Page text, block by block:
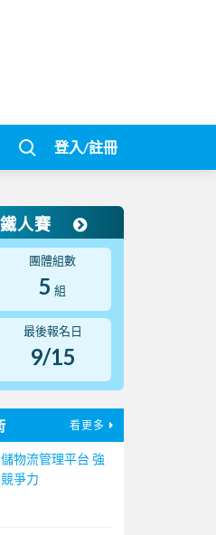
登入/註冊
人賽
團體組數
5 組
最後報名日
9/15
看更多
物流管理平台 強
爭力